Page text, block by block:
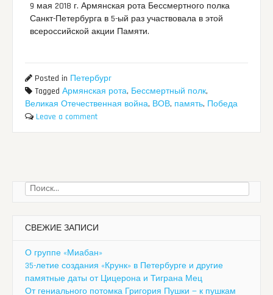
9 мая 2018 г. Армянская рота Бессмертного полка
Санкт-Петербурга в 5-ый раз участвовала в этой
всероссийской акции Памяти.
Posted in Петербург
TaggedАрмянская рота, Бессмертный полк,
Великая Отечественная война, ВОВ, память, Победа
Leave a comment
Найти:
СВЕЖИЕ ЗАПИСИ
О группе «Миабан»
35-летие создания «Крунк» в Петербурге и другие
памятные даты от Цицерона и Тиграна Мец
От гениального потомка Григория Пушки — к пушкам